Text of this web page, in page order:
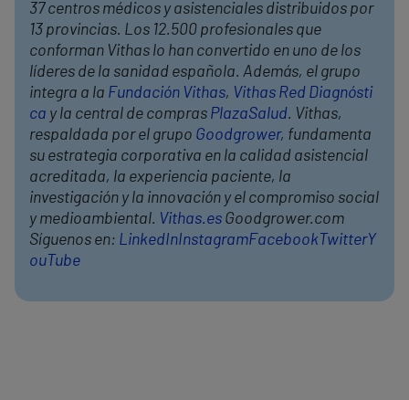
37 centros médicos y asistenciales distribuidos por
13 provincias. Los 12.500 profesionales que
conforman Vithas lo han convertido en uno de los
líderes de la sanidad española. Además, el grupo
integra a la Fundación Vithas, Vithas Red Diagnósti
ca y la central de compras PlazaSalud. Vithas,
respaldada por el grupo Goodgrower, fundamenta
su estrategia corporativa en la calidad asistencial
acreditada, la experiencia paciente, la
investigación y la innovación y el compromiso social
y medioambiental. Vithas.es Goodgrower.com
Síguenos en: LinkedInInstagramFacebook TwitterY
ouTube